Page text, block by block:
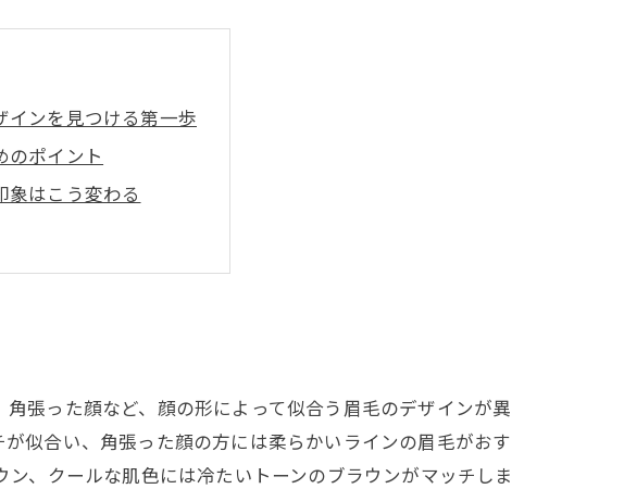
インを見つける第一歩
のポイント
はこう変わる
極めよう
を保つために
体験
張った顔など、顔の形によって似合う眉毛のデザインが異
似合い、角張った顔の方には柔らかいラインの眉毛がおす
、クールな肌色には冷たいトーンのブラウンがマッチしま